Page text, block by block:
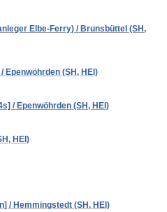
Elbe-Ferry) / Brunsbüttel (SH,
Epenwöhrden (SH, HEI)
/ Epenwöhrden (SH, HEI)
HEI)
/ Hemmingstedt (SH, HEI)